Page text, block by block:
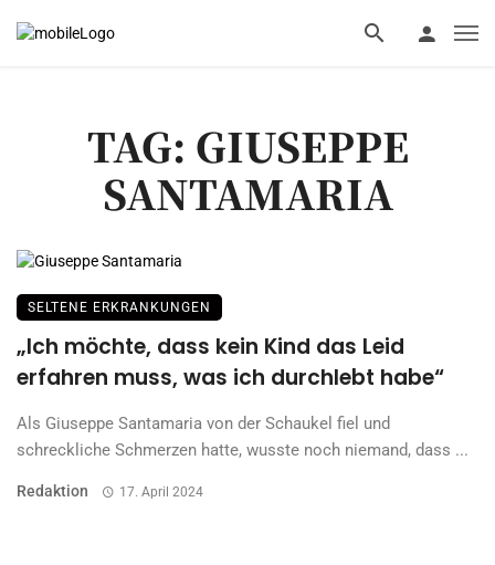
TAG: GIUSEPPE
SANTAMARIA
SELTENE ERKRANKUNGEN
„Ich möchte, dass kein Kind das Leid
erfahren muss, was ich durchlebt habe“
Als Giuseppe Santamaria von der Schaukel fiel und
schreckliche Schmerzen hatte, wusste noch niemand, dass ...
Redaktion 17. April 2024